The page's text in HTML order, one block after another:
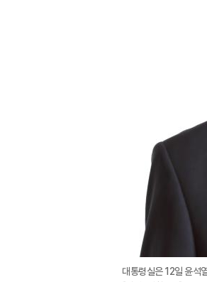
대통령실은 12일 윤석